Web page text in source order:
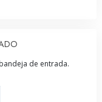
de entrada.